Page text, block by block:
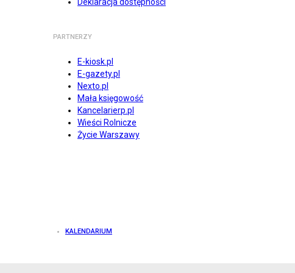
PARTNERZY
E-kiosk.pl
E-gazety.pl
Nexto.pl
Mała księgowość
Kancelarierp.pl
Wieści Rolnicze
Życie Warszawy
KALENDARIUM